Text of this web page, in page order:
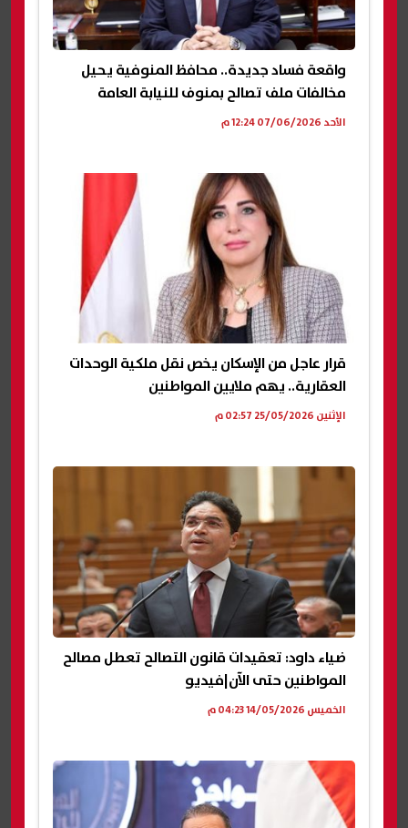
واقعة فساد جديدة.. محافظ المنوفية يحيل
مخالفات ملف تصالح بمنوف للنيابة العامة
الأحد 07/06/2026 12:24 م
قرار عاجل من الإسكان يخص نقل ملكية الوحدات
العقارية.. يهم ملايين المواطنين
الإثنين 25/05/2026 02:57 م
ضياء داود: تعقيدات قانون التصالح تعطل مصالح
المواطنين حتى الآن|فيديو
الخميس 14/05/2026 04:23 م